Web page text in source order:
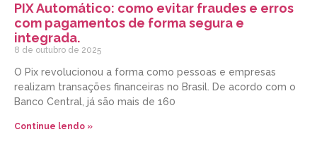
PIX Automático: como evitar fraudes e erros
com pagamentos de forma segura e
integrada.
8 de outubro de 2025
O Pix revolucionou a forma como pessoas e empresas
realizam transações financeiras no Brasil. De acordo com o
Banco Central, já são mais de 160
Continue lendo »